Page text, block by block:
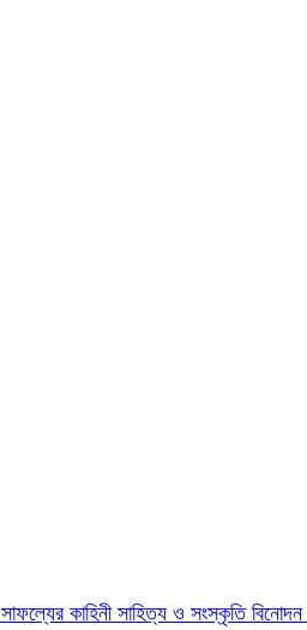
সাফল্যের কাহিনী সাহিত্য ও সংস্কৃতি বিনোদন